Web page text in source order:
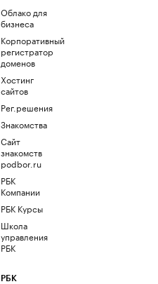
Облако для
бизнеса
Корпоративный
регистратор
доменов
Хостинг
сайтов
Рег.решения
Знакомства
Сайт
знакомств
podbor.ru
РБК
Компании
РБК Курсы
Школа
управления
РБК
РБК